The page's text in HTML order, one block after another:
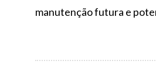
manutenção futura e